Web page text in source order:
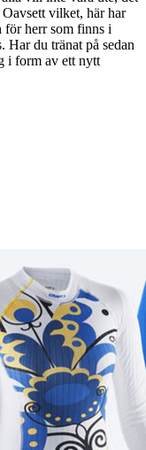
vilket, här har
för herr som finns i
du tränat på sedan
i form av ett nytt